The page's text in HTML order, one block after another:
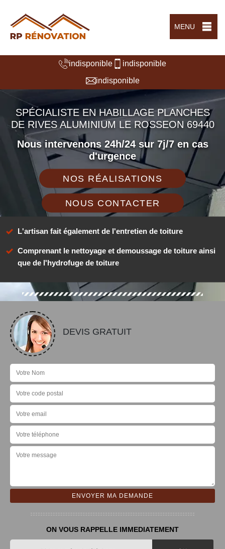
MENU
indisponible
indisponible
indisponible
SPÉCIALISTE EN HABILLAGE PLANCHES
DE RIVES ALUMINIUM LE ROSSEON 69440
Nous intervenons 24h/24 sur 7j/7 en cas
d'urgence
NOS RÉALISATIONS
NOUS CONTACTER
L'artisan fait également de l'entretien de toiture
Comprenant le nettoyage et demoussage de toiture ainsi
que de l'hydrofuge de toiture
DEVIS GRATUIT
ON VOUS RAPPELLE IMMEDIATEMENT